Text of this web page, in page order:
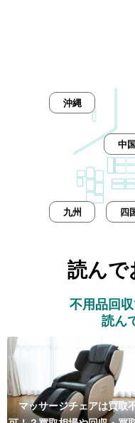
中国
四
九州
沖縄
読んで
不用品回
読ん
マッサージチェアは買取